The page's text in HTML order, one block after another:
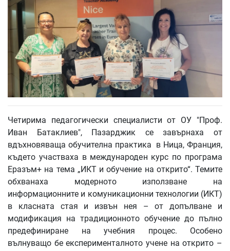
Четирима педагогически специалисти от ОУ "Проф.
Иван Батаклиев", Пазарджик се завърнаха от
вдъхновяваща обучителна практика в Ница, Франция,
където участваха в международен курс по програма
Еразъм+ на тема „ИКТ и обучение на открито“. Темите
обхванаха модерното използване на
информационните и комуникационни технологии (ИКТ)
в класната стая и извън нея – от допълване и
модификация на традиционното обучение до пълно
предефиниране на учебния процес. Особено
вълнуващо бе експерименталното учене на открито –